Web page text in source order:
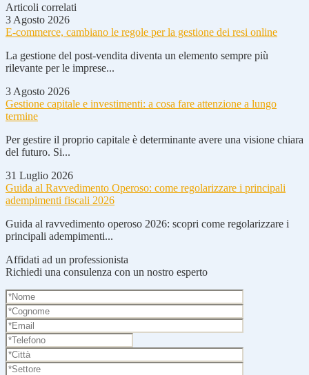
Articoli correlati
3 Agosto 2026
E-commerce, cambiano le regole per la gestione dei resi online
La gestione del post-vendita diventa un elemento sempre più
rilevante per le imprese...
3 Agosto 2026
Gestione capitale e investimenti: a cosa fare attenzione a lungo
termine
Per gestire il proprio capitale è determinante avere una visione chiara
del futuro. Si...
31 Luglio 2026
Guida al Ravvedimento Operoso: come regolarizzare i principali
adempimenti fiscali 2026
Guida al ravvedimento operoso 2026: scopri come regolarizzare i
principali adempimenti...
Affidati ad un professionista
Richiedi una consulenza con un nostro esperto